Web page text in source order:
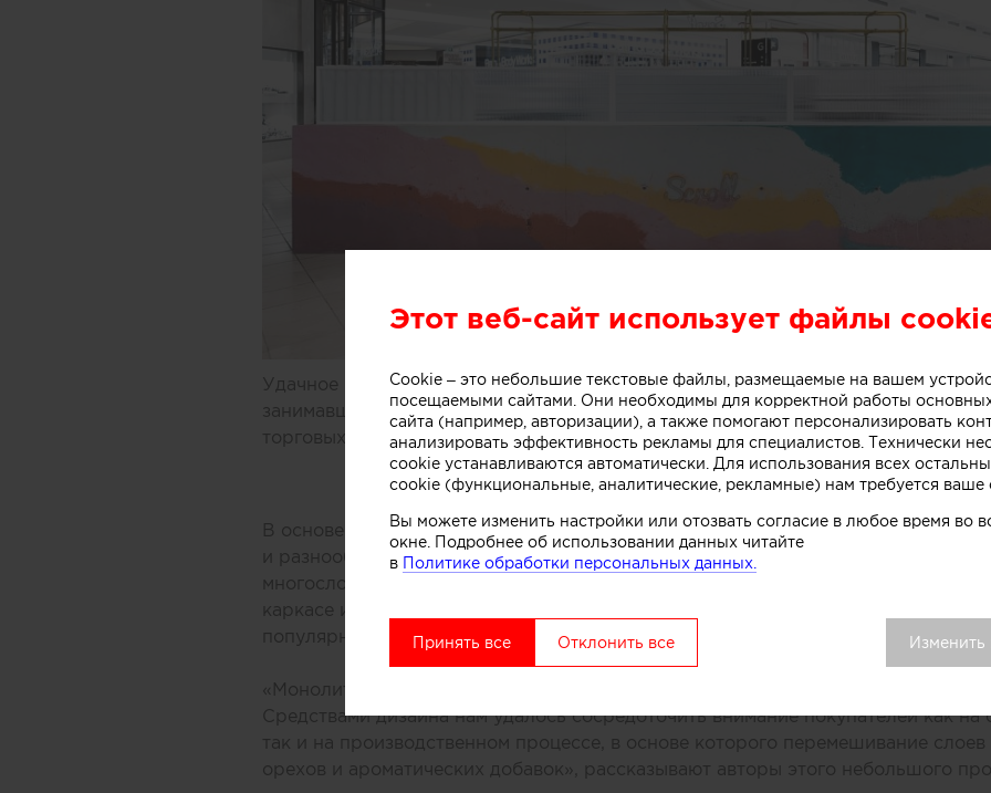
Удачное решение предложили специалисты бюро One Design Office и Studio
занимавшиеся дизайном небольшого магазина мороженого, расположенного в
торговых центров Мельбурна (Австралия).
В основе концепции массивной стойки лежит образ емкости с несколькими
и разнообразных добавок. Технически замысел был реализован при помощи
многослойной заливки тонированного бетона. Логотип магазина мороженого
каркасе из медных трубок, символизирующих систему охлаждения в автоматах
популярного ледяного лакомства.
«Монолитный фасад торговой точки выделяется среди других объектов
Средствами дизайна нам удалось сосредоточить внимание покупателей как на
так и на производственном процессе, в основе которого перемешивание слоев
орехов и ароматических добавок», рассказывают авторы этого небольшого
Этот веб-сайт использует файлы
Cookie – это небольшие текстовые файлы, размещаемые на вашем
посещаемыми сайтами. Они необходимы для корректной работы
сайта (например, авторизации), а также помогают персонализировать
анализировать эффективность рекламы для специалистов. Технически
cookie устанавливаются автоматически. Для использования всех
cookie (функциональные, аналитические, рекламные) нам требуется ваше
Вы можете изменить настройки или отозвать согласие в любое время во
окне. Подробнее об использовании данных читайте
в Политике обработки персональных данных.
Принять все Отклонить все Изменить